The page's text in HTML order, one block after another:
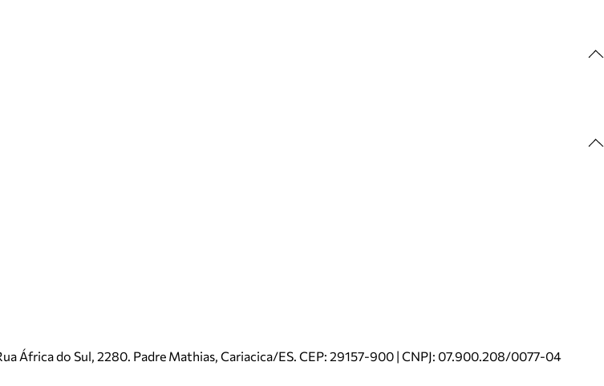
África do Sul, 2280. Padre Mathias, Cariacica/ES. CEP: 29157-900 | CNPJ: 07.900.208/0077-04